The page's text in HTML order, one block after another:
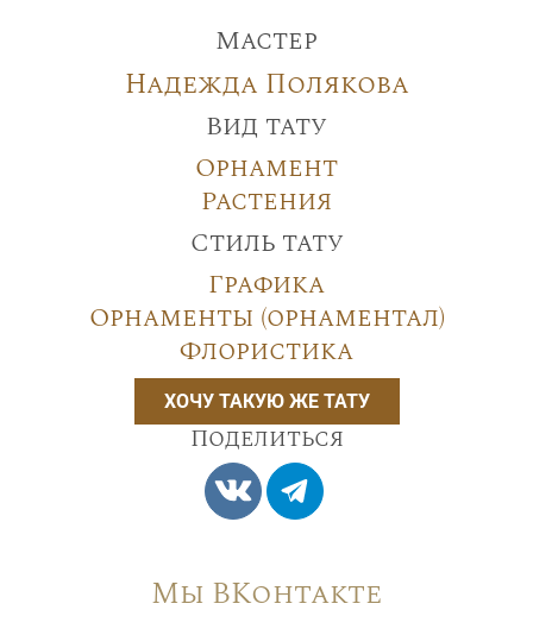
Мастер
Надежда Полякова
Вид тату
Орнамент
Растения
Стиль тату
Графика
Орнаменты (орнаментал)
Флористика
ХОЧУ ТАКУЮ ЖЕ ТАТУ
Поделиться
Мы ВКонтакте